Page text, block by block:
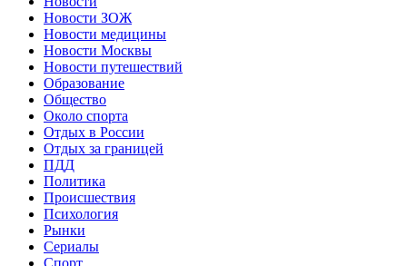
Новости ЗОЖ
Новости медицины
Новости Москвы
Новости путешествий
Образование
Общество
Около спорта
Отдых в России
Отдых за границей
ПДД
Политика
Происшествия
Психология
Рынки
Сериалы
Спорт